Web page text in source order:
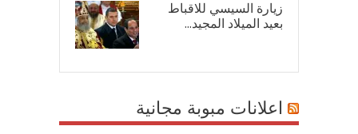
زيارة السيسي للاقباط
بعيد الميلاد المجيد...
اعلانات مبوبة مجانية